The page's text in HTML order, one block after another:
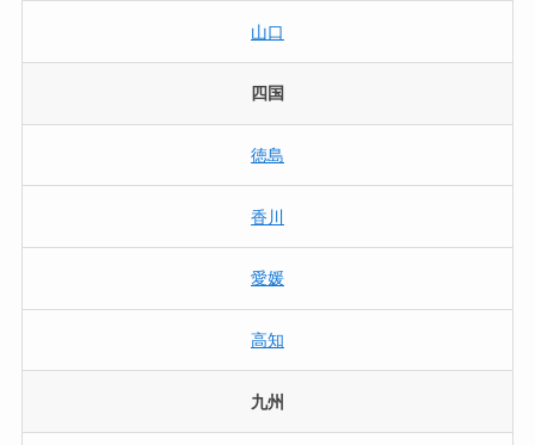
山口
四国
徳島
香川
愛媛
高知
九州